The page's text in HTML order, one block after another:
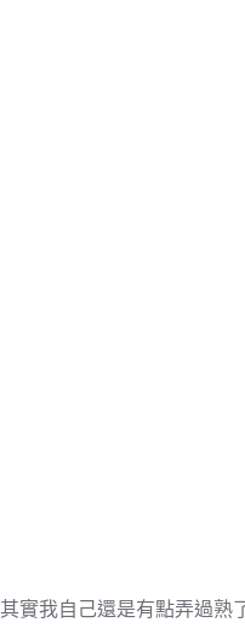
其實我自己還是有點弄過熟